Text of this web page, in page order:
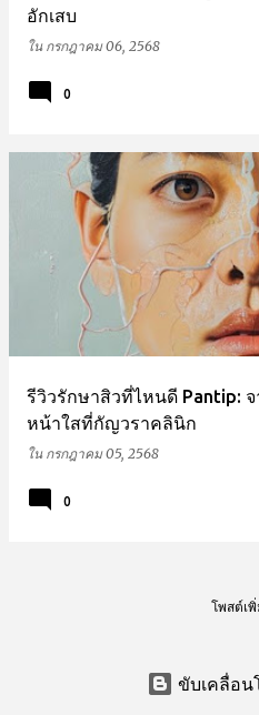
อักเสบ
ใน กรกฎาคม 06, 2568
0
รีวิวรักษาสิวที่ไหนดี Pantip:
หน้าใสที่กัญวราคลินิก
ใน กรกฎาคม 05, 2568
0
โพสต์เ
ขับเคลื่อน